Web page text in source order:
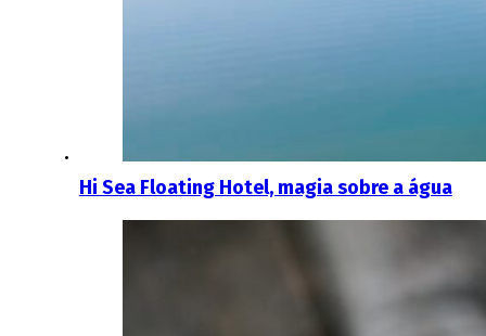
Hi Sea Floating Hotel, magia sobre a água